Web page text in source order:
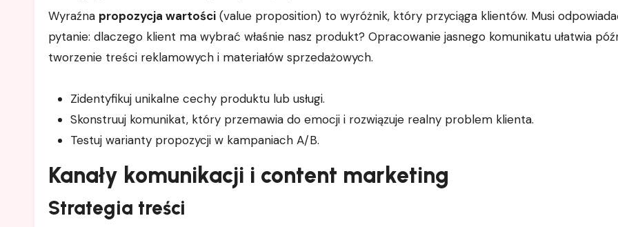
Wyraźna propozycja wartości (value proposition) to wyróżnik, który przyciąga klientów. Musi
pytanie: dlaczego klient ma wybrać właśnie nasz produkt? Opracowanie jasnego komunikatu ułatwia
tworzenie treści reklamowych i materiałów sprzedażowych.
Zidentyfikuj unikalne cechy produktu lub usługi.
Skonstruuj komunikat, który przemawia do emocji i rozwiązuje realny problem klienta.
Testuj warianty propozycji w kampaniach A/B.
Kanały komunikacji i content marketing
Strategia treści